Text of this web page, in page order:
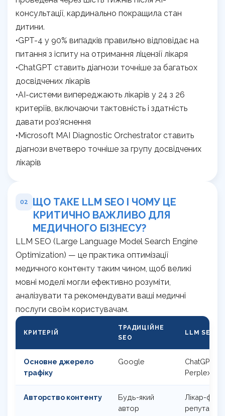
консультації, кардинально покращила стан
дитини.
•GPT-4 у 90% випадків правильно відповідає на
питання з іспиту на отримання ліцензії лікаря
•ChatGPT ставить діагнози точніше за багатьох
досвідчених лікарів
•AI-системи випереджають лікарів у 24 з 26
критеріїв, включаючи тактовність і здатність
давати роз’яснення
•Microsoft MAI Diagnostic Orchestrator ставить
діагнози вчетверо точніше за групу досвідчених
лікарів
02
ЩО ТАКЕ LLM SEO І ЧОМУ ЦЕ
КРИТИЧНО ВАЖЛИВО ДЛЯ
МЕДИЧНОГО БІЗНЕСУ?
LLM SEO (Large Language Model Search Engine
Optimization) — це практика оптимізації
медичного контенту таким чином, щоб великі
мовні моделі могли ефективно розуміти,
аналізувати та рекомендувати ваші медичні
послуги своїм користувачам.
КРИТЕРІЙ
ТРАДИЦІЙНЕ
SEO
LLM SEO
Основне джерело
трафіку
Google
ChatGPT,
Perplexity,
Авторство контенту
Будь-який
автор
Лікар-
репутацією